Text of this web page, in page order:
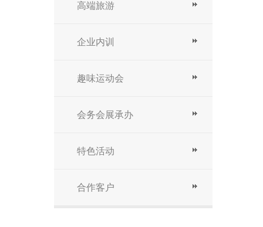
高端旅游
企业内训
趣味运动会
会务会展承办
特色活动
合作客户